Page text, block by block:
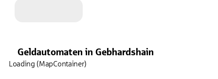
Geldautomaten in Gebhardshain
Loading (MapContainer)